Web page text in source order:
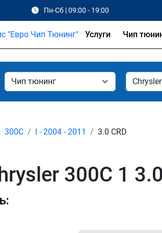
Пн-Сб | 09:00 - 19:00
Услуги Чип
300C I - 2004 - 2011 3.0 CRD
300C 1